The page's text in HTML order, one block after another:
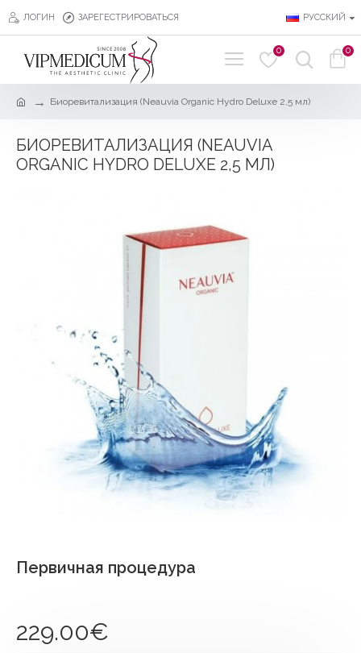
ЛОГИН ЗАРЕГЕСТРИРОВАТЬСЯ РУССКИЙ
0 0
Биоревитализация (Neauvia Organic Hydro Deluxe 2,5 мл)
БИОРЕВИТАЛИЗАЦИЯ (NEAUVIA
ORGANIC HYDRO DELUXE 2,5 МЛ)
Первичная процедура
229.00€